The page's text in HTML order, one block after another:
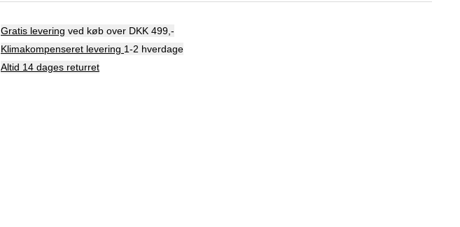
Gratis levering ved køb over DKK 499,-
Klimakompenseret levering 1-2 hverdage
Altid 14 dages returret